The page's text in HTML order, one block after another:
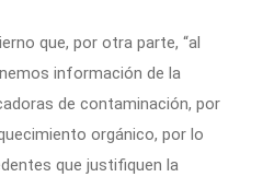
que, por otra parte, “al
información de la
de contaminación, por
orgánico, por lo
que justifiquen la